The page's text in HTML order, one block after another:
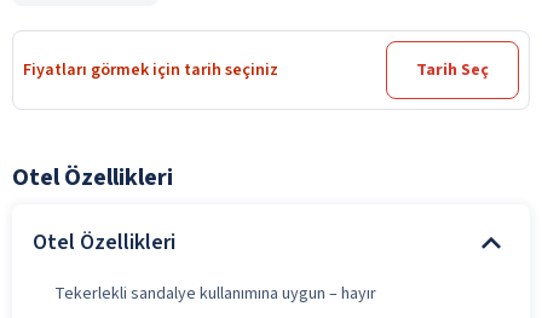
Fiyatları görmek için tarih seçiniz Tarih Seç
Otel Özellikleri
Otel Özellikleri
Tekerlekli sandalye kullanımına uygun – hayır